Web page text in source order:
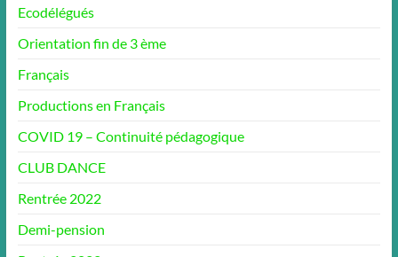
Ecodélégués
Orientation fin de 3 ème
Français
Productions en Français
COVID 19 – Continuité pédagogique
CLUB DANCE
Rentrée 2022
Demi-pension